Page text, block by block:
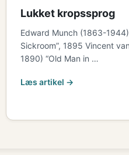
Lukket kropssprog
Edward Munch (1863-
Sickroom”, 1895 Vincent
1890) “Old Man in …
Læs artikel →